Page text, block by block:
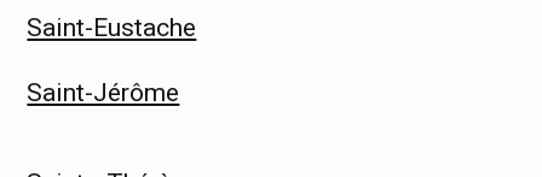
Saint-Eustache
Saint-Jérôme